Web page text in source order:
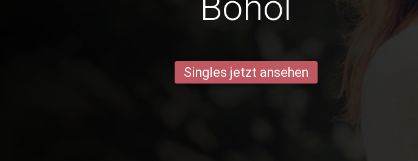
Singles jetzt ansehen